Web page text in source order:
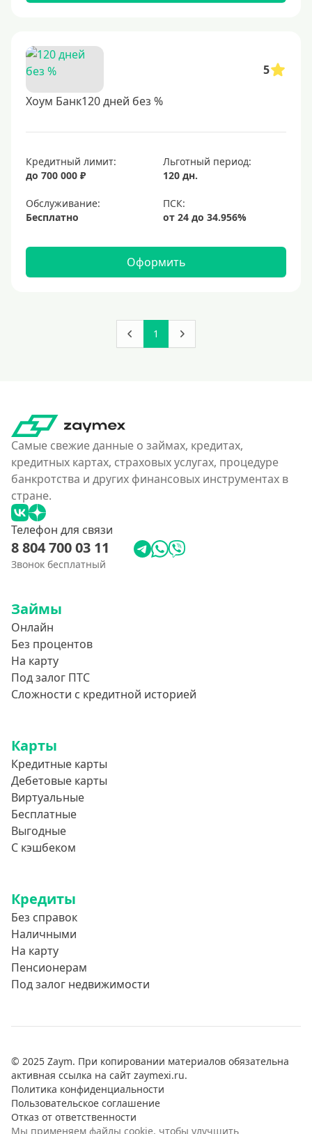
5
Хоум Банк120 дней без %
Кредитный лимит:
до 700 000 ₽
Льготный период:
120 дн.
Обслуживание:
Бесплатно
Оформить
1
Самые свежие данные о займах, кредитах,
кредитных картах, страховых услугах, процедуре
банкротства и других финансовых инструментах в
стране.
Телефон для связи
8 804 700 03 11
Звонок бесплатный
Займы
Онлайн
Без процентов
На карту
Под залог ПТС
Сложности с кредитной историей
Карты
Кредитные карты
Дебетовые карты
Виртуальные
Бесплатные
Выгодные
С кэшбеком
Кредиты
Без справок
Наличными
На карту
Пенсионерам
Под залог недвижимости
© 2025 Zaym. При копировании материалов обязательна
активная ссылка на сайт zaymexi.ru.
Политика конфиденциальности
Пользовательское соглашение
Отказ от ответственности
Мы применяем файлы cookie, чтобы улучшить